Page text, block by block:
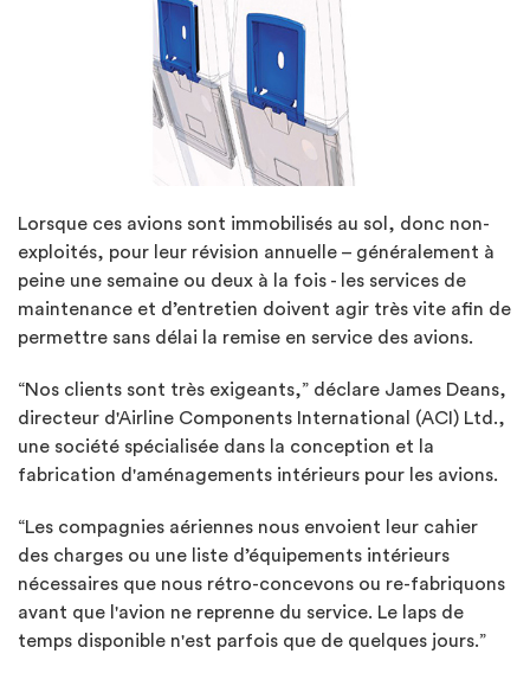
Lorsque ces avions sont immobilisés au sol, donc non-
exploités, pour leur révision annuelle – généralement à
peine une semaine ou deux à la fois - les services de
maintenance et d’entretien doivent agir très vite afin de
permettre sans délai la remise en service des avions.
“Nos clients sont très exigeants,” déclare James Deans,
directeur d'Airline Components International (ACI) Ltd.,
une société spécialisée dans la conception et la
fabrication d'aménagements intérieurs pour les avions.
“Les compagnies aériennes nous envoient leur cahier
des charges ou une liste d’équipements intérieurs
nécessaires que nous rétro-concevons ou re-fabriquons
avant que l'avion ne reprenne du service. Le laps de
temps disponible n'est parfois que de quelques jours.”